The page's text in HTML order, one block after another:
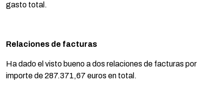
gasto total.
Relaciones de facturas
Ha dado el visto bueno a dos relaciones de facturas por
importe de 287.371,67 euros en total.